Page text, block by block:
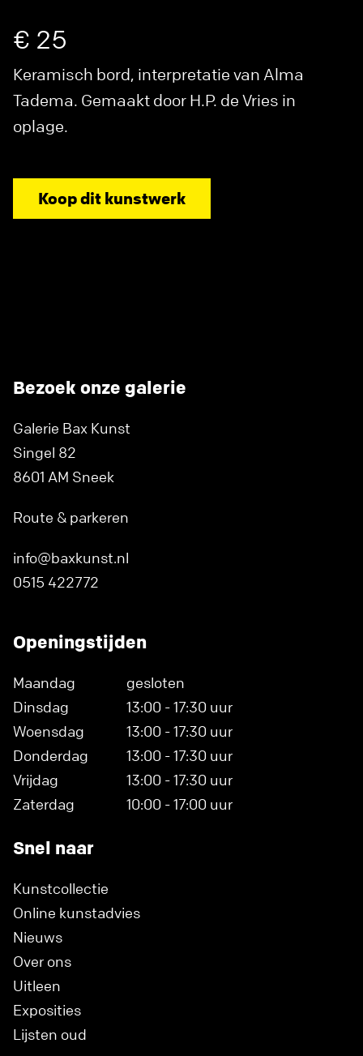
€ 25
Keramisch bord, interpretatie van Alma
Tadema. Gemaakt door H.P. de Vries in
oplage.
Koop dit kunstwerk
Bezoek onze galerie
Galerie Bax Kunst
Singel 82
8601 AM Sneek
Route & parkeren
info@baxkunst.nl
0515 422772
Openingstijden
Maandag
gesloten
Dinsdag
13:00 - 17:30 uur
Woensdag
13:00 - 17:30 uur
Donderdag
13:00 - 17:30 uur
Vrijdag
13:00 - 17:30 uur
Zaterdag
10:00 - 17:00 uur
Snel naar
Kunstcollectie
Online kunstadvies
Nieuws
Over ons
Uitleen
Exposities
Lijsten oud